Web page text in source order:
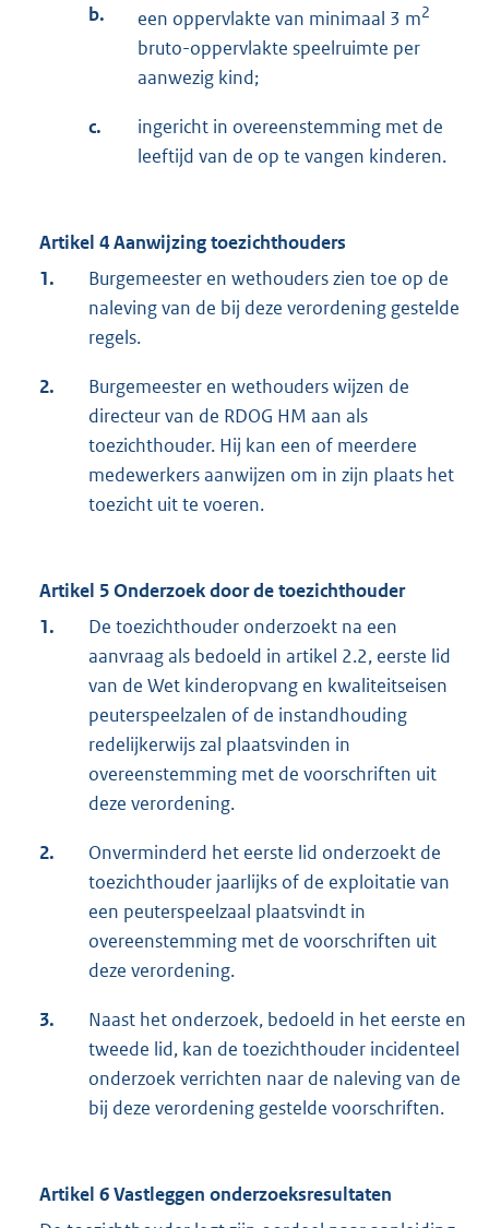
b. een oppervlakte van minimaal 3 m2
bruto-oppervlakte speelruimte per
aanwezig kind;
c.
ingericht in overeenstemming met de
leeftijd van de op te vangen kinderen.
Artikel 4 Aanwijzing toezichthouders
1.
Burgemeester en wethouders zien toe op de
naleving van de bij deze verordening gestelde
regels.
2.
Burgemeester en wethouders wijzen de
directeur van de RDOG HM aan als
toezichthouder. Hij kan een of meerdere
medewerkers aanwijzen om in zijn plaats het
toezicht uit te voeren.
Artikel 5 Onderzoek door de toezichthouder
1.
De toezichthouder onderzoekt na een
aanvraag als bedoeld in artikel 2.2, eerste lid
van de Wet kinderopvang en kwaliteitseisen
peuterspeelzalen of de instandhouding
redelijkerwijs zal plaatsvinden in
overeenstemming met de voorschriften uit
deze verordening.
2.
Onverminderd het eerste lid onderzoekt de
toezichthouder jaarlijks of de exploitatie van
een peuterspeelzaal plaatsvindt in
overeenstemming met de voorschriften uit
deze verordening.
3.
Naast het onderzoek, bedoeld in het eerste en
tweede lid, kan de toezichthouder incidenteel
onderzoek verrichten naar de naleving van de
bij deze verordening gestelde voorschriften.
Artikel 6 Vastleggen onderzoeksresultaten